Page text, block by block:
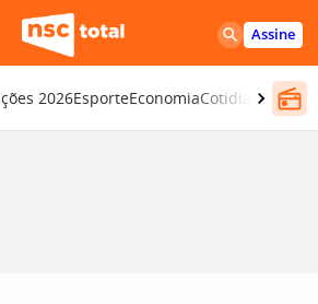
Assine
2026EsporteEconomiaCotidiano